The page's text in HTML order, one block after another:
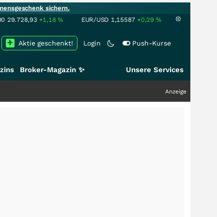
sichern.
29.728,93 +1,18% EUR/USD 1,15587 +0,29 %
Login Push-Kurse
Aktie geschenkt!
Broker-Magazin ✨ Unsere Services
Anzeige